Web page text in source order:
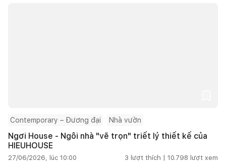
Contemporary – Đương đại Nhà vườn
Ngơi House - Ngôi nhà "vẽ trọn" triết lý thiết kế của
HIEUHOUSE
27/06/2026, lúc 10:00 3 lượt thích | 10.798 lượt xem